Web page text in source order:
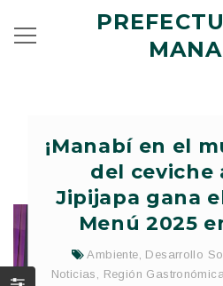
¡Manabí en el
del ceviche
Jipijapa gana
Menú 2025
Ambiente, Desarrollo
Noticias , Región